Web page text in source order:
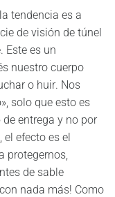
tendencia es a
de visión de túnel
Este es un
nuestro cuerpo
o huir. Nos
solo que esto es
entrega y no por
el efecto es el
protegernos,
de sable
nada más! Como